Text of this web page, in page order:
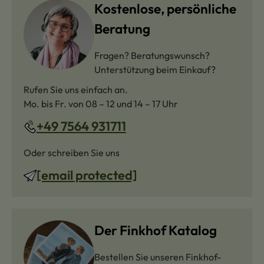
Kostenlose, persönliche
Beratung
Fragen? Beratungswunsch?
Unterstützung beim Einkauf?
Rufen Sie uns einfach an.
Mo. bis Fr. von 08 – 12 und 14 – 17 Uhr
+49 7564 931711
Oder schreiben Sie uns
[email protected]
Der Finkhof Katalog
Bestellen Sie unseren Finkhof-